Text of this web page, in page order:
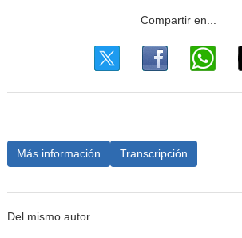
Más información Transcripción
Del mismo autor…